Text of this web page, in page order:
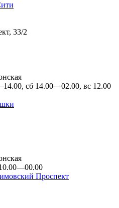
33/2
сб 14.00—02.00, вс 12.00
Проспект